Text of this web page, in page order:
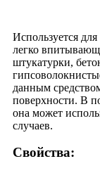
Используется
легко
штукатурки,
данным
поверхности. В
она может
случаев.
Свойства: